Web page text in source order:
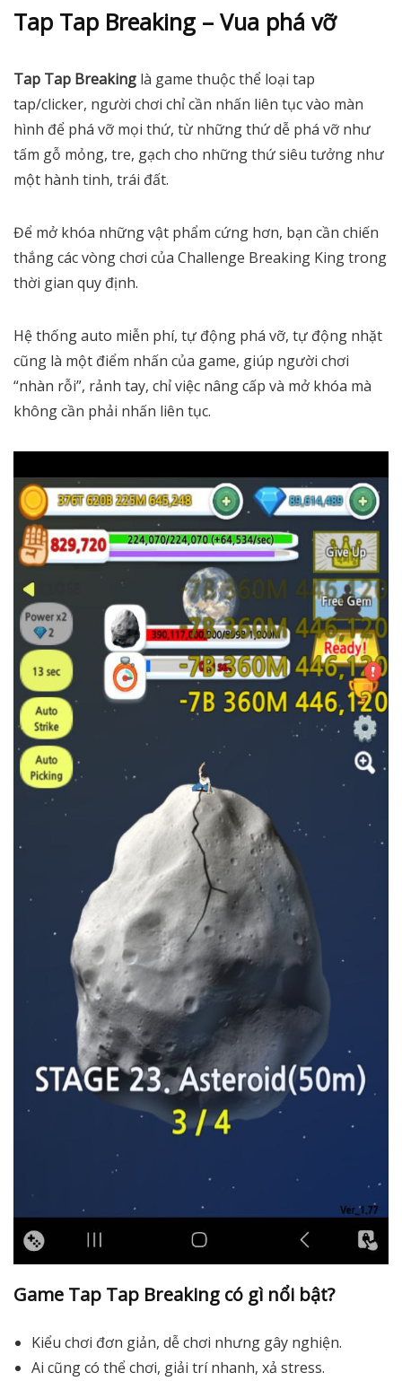
Tap Tap Breaking – Vua phá vỡ
Tap Tap Breaking là game thuộc thể loại tap
tap/clicker, người chơi chỉ cần nhấn liên tục vào màn
hình để phá vỡ mọi thứ, từ những thứ dễ phá vỡ như
tấm gỗ mỏng, tre, gạch cho những thứ siêu tưởng như
một hành tinh, trái đất.
Để mở khóa những vật phẩm cứng hơn, bạn cần chiến
thắng các vòng chơi của Challenge Breaking King trong
thời gian quy định.
Hệ thống auto miễn phí, tự động phá vỡ, tự động nhặt
cũng là một điểm nhấn của game, giúp người chơi
“nhàn rỗi”, rảnh tay, chỉ việc nâng cấp và mở khóa mà
không cần phải nhấn liên tục.
Game Tap Tap Breaking có gì nổi bật?
Kiểu chơi đơn giản, dễ chơi nhưng gây nghiện.
Ai cũng có thể chơi, giải trí nhanh, xả stress.